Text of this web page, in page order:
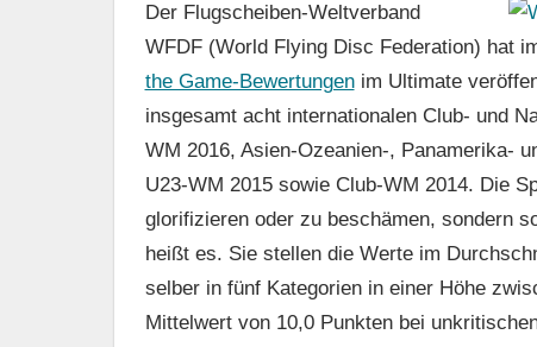
Der Flugscheiben-Weltverband
WFDF (World Flying Disc Federation) hat
the Game-Bewertungenim Ultimate
insgesamt acht internationalen Club- und
WM 2016, Asien-Ozeanien-, Panamerika-
U23-WM 2015 sowie Club-WM 2014. Die
glorifizieren oder zu beschämen, sondern
heißt es. Sie stellen die Werte im
selber in fünf Kategorien in einer Höhe
Mittelwert von 10,0 Punkten bei